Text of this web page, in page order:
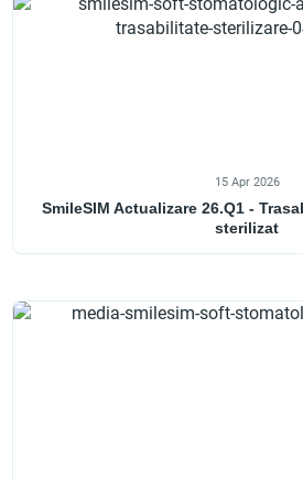
15 Apr 2026
SmileSIM Actualizare 26.Q1 -
sterilizat